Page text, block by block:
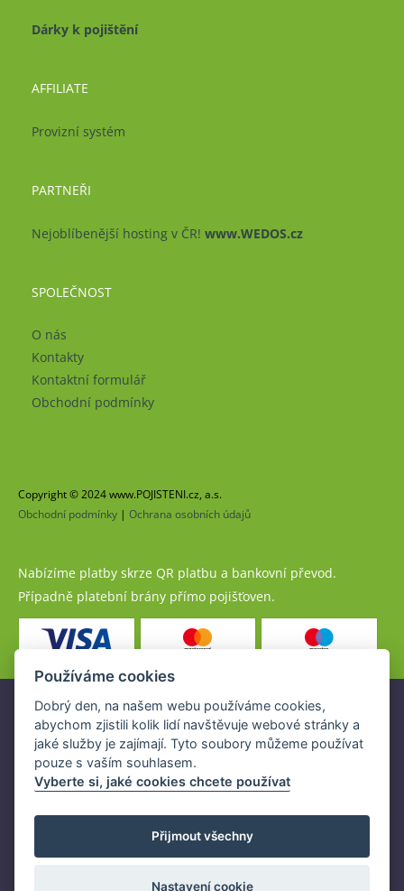
Dárky k pojištění
AFFILIATE
Provizní systém
PARTNEŘI
Nejoblíbenější hosting v ČR! www.WEDOS.cz
SPOLEČNOST
O nás
Kontakty
Kontaktní formulář
Obchodní podmínky
Copyright © 2024 www.POJISTENI.cz, a.s.
Obchodní podmínky | Ochrana osobních údajů
Nabízíme platby skrze QR platbu a bankovní převod.
Případně platební brány přímo pojišťoven.
Pojistné produkty jsou nabízeny společností
www.POJISTENI.cz, a.s. na základě platné licence České
národní banky (ČNB).
Licence ČNB umožňuje www.POJISTENI.cz, a.s. poskytovat
Používáme cookies
Dobrý den, na našem webu používáme cookies,
abychom zjistili kolik lidí navštěvuje webové stránky a
jaké služby je zajímají. Tyto soubory můžeme používat
pouze s vaším souhlasem.
Vyberte si, jaké cookies chcete používat
Přijmout všechny
Nastavení cookie